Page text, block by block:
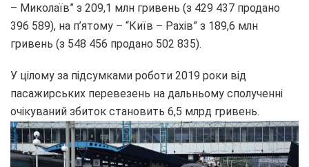
– Миколаїв” з 209,1 млн гривень (з 429 437 продано
396 589), на п’ятому – “Київ – Рахів” з 189,6 млн
гривень (з 548 456 продано 502 835).
У цілому за підсумками роботи 2019 роки від
пасажирських перевезень на дальньому сполученні
очікуваний збиток становить 6,5 млрд гривень.